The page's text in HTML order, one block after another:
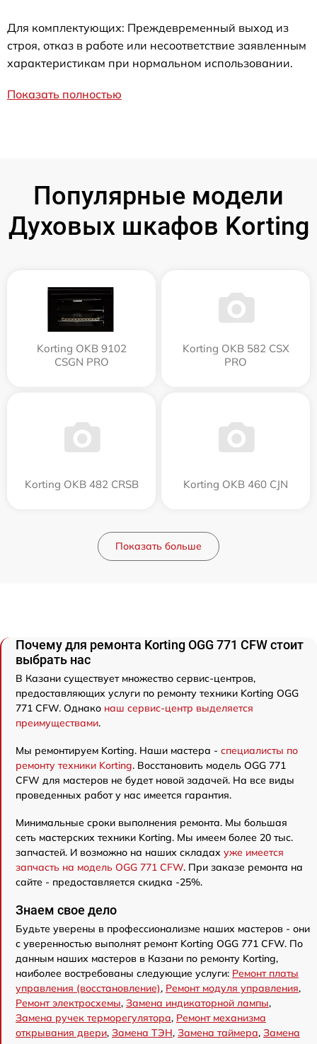
Для комплектующих: Преждевременный выход из
строя, отказ в работе или несоответствие заявленным
характеристикам при нормальном использовании.
Показать полностью
Популярные модели
Духовых шкафов Korting
Korting OKB 9102
CSGN PRO
Korting OKB 582 CSX
PRO
Korting OKB 482 CRSB Korting OKB 460 CJN
Показать больше
Почему для ремонта Korting OGG 771 CFW стоит
выбрать нас
В Казани существует множество сервис-центров,
предоставляющих услуги по ремонту техники Korting OGG
771 CFW. Однако наш сервис-центр выделяется
преимуществами.
Мы ремонтируем Korting. Наши мастера - специалисты по
ремонту техники Korting. Восстановить модель OGG 771
CFW для мастеров не будет новой задачей. На все виды
проведенных работ у нас имеется гарантия.
Минимальные сроки выполнения ремонта. Мы большая
сеть мастерских техники Korting. Мы имеем более 20 тыс.
запчастей. И возможно на наших складах уже имеется
запчасть на модель OGG 771 CFW. При заказе ремонта на
сайте - предоставляется скидка -25%.
Знаем свое дело
Будьте уверены в профессионализме наших мастеров - они
с уверенностью выполнят ремонт Korting OGG 771 CFW. По
данным наших мастеров в Казани по ремонту Korting,
наиболее востребованы следующие услуги: Ремонт платы
управления (восстановление), Ремонт модуля управления,
Ремонт электросхемы, Замена индикаторной лампы,
Замена ручек терморегулятора, Ремонт механизма
открывания двери, Замена ТЭН, Замена таймера, Замена